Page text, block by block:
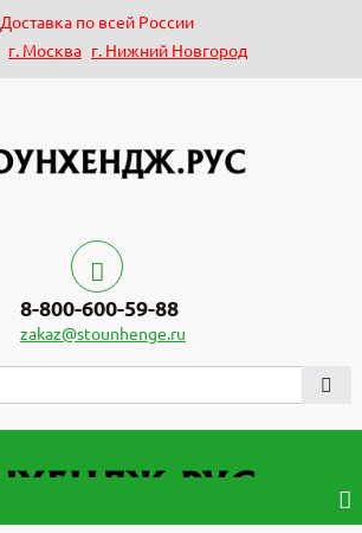
Доставка по всей России
г. Москва г. Нижний Новгород
8-800-600-59-88
zakaz@stounhenge.ru